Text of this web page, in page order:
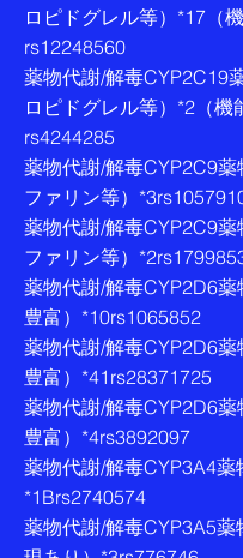
ロピドグレル等）*17（機
rs12248560
薬物代謝/解毒CYP2C19
ロピドグレル等）*2（機
rs4244285
薬物代謝/解毒CYP2C9
ファリン等）
薬物代謝/解毒CYP2C9
ファリン等）
薬物代謝/解毒CYP2D6薬
豊富）*10rs1065852
薬物代謝/解毒CYP2D6薬
豊富）*41rs28371725
薬物代謝/解毒CYP2D6薬
豊富）*4rs3892097
薬物代謝/解毒CYP3A4薬
*1Brs2740574
薬物代謝/解毒CYP3A5薬